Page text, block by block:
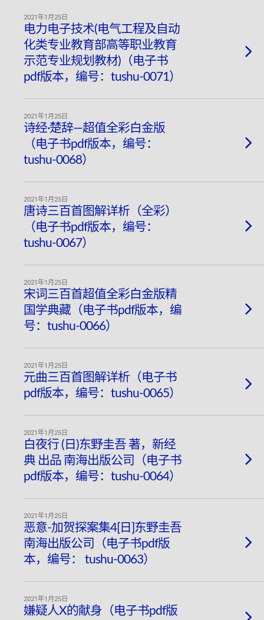
2021年1月25日
电力电子技术(电气工程及自动
化类专业教育部高等职业教育
示范专业规划教材)（电子书
pdf版本，编号：tushu-0071）
2021年1月25日
诗经·楚辞—超值全彩白金版
（电子书pdf版本，编号：
tushu-0068）
2021年1月25日
唐诗三百首图解详析（全彩）
（电子书pdf版本，编号：
tushu-0067）
2021年1月25日
宋词三百首超值全彩白金版精
国学典藏（电子书pdf版本，编
号：tushu-0066）
2021年1月25日
元曲三百首图解详析（电子书
pdf版本，编号：tushu-0065）
2021年1月25日
白夜行 (日)东野圭吾 著，新经
典 出品 南海出版公司（电子书
pdf版本，编号：tushu-0064）
2021年1月25日
恶意-加贺探案集4[日]东野圭吾
南海出版公司（电子书pdf版
本，编号： tushu-0063）
2021年1月25日
嫌疑人X的献身（电子书pdf版